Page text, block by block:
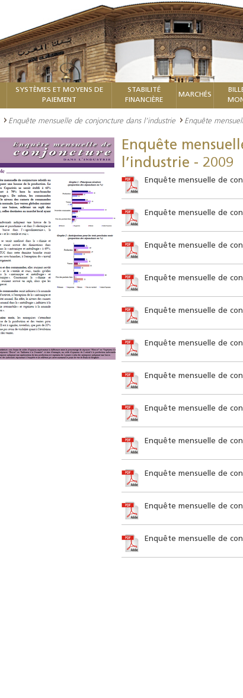
SYSTÈMES ET MOYENS DE
PAIEMENT
STABILITÉ
FINANCIÈRE
MARCHÉS
Enquête mensuelle de conjoncture dans l’industrie Enquête
Enquête
l’industrie - 2009
Enquête mensuelle de
Enquête mensuelle de
Enquête mensuelle de
Enquête mensuelle de
Enquête mensuelle de
Enquête mensuelle de
Enquête mensuelle de
Enquête mensuelle de
Enquête mensuelle de
Enquête mensuelle de
Enquête mensuelle de
Enquête mensuelle de